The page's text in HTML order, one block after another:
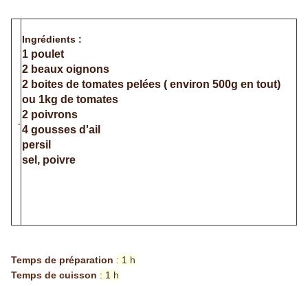
-
Ingrédients :
1 poulet
2 beaux oignons
2 boites de tomates pelées ( environ 500g en tout)
ou 1kg de tomates
2 poivrons
4 gousses d'ail
persil
sel, poivre
Temps de préparation : 1 h
Temps de cuisson : 1 h